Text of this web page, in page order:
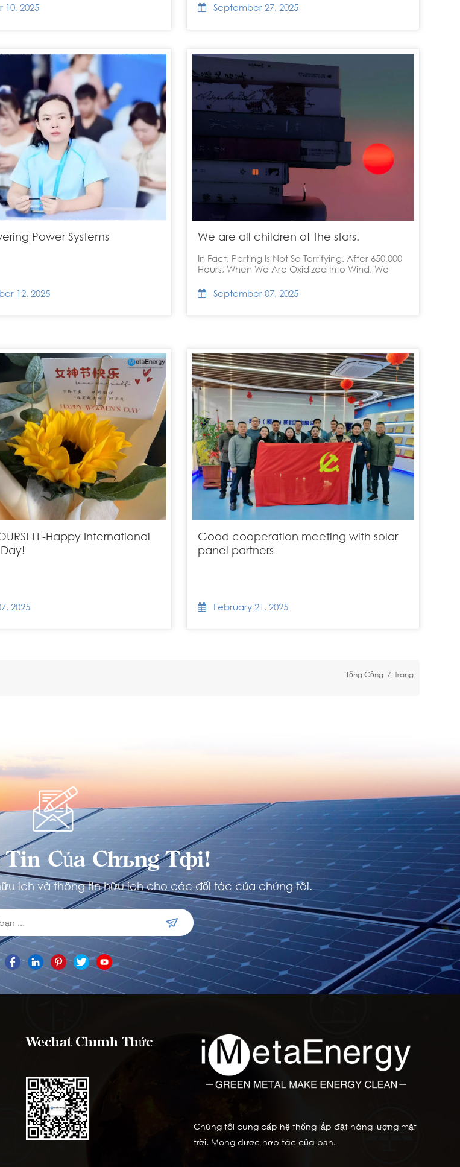
2025
September 27, 2025
Power Systems
12, 2025
We are all children of the stars.
In Fact, Parting Is Not So Terrifying. After 650,000
Hours, When We Are Oxidized Into Wind, We
Same Glass Of Beer, Or Two Clinging Dust
Particles Under The Same Street Lamp. The
September 07, 2025
Happy International
2025
Good cooperation meeting with solar
panel partners
February 21, 2025
Tổng Cộng 7 Trang
Tin Của Chúng Tôi!
ích và thông tin hữu ích cho các đối tác của chúng tôi.
Wechat Chính Thức
Chúng tôi cung cấp hệ thống lắp đặt năng lượng mặt
trời. Mong được hợp tác của bạn.